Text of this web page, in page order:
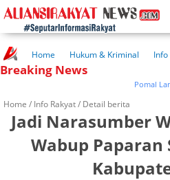
Home Hukum & Kriminal Info
Kuliner Rakyat
Wisata Rakyat
Breaking News
Pomal Lanal
Home / Info Rakyat/ Detail berita
Jadi Narasumber
Wabup Paparan